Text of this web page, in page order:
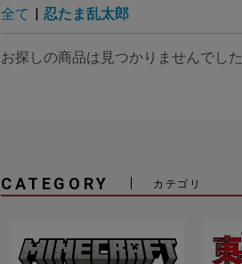
全て | 忍たま乱太郎
お探しの商品は見つかりませんでした
CATEGORY カテゴリ